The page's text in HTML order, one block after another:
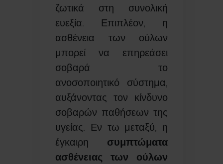
ζωτικά στη συνολική
ευεξία. Επιπλέον, η
ασθένεια των ούλων
μπορεί να επηρεάσει
σοβαρά το
ανοσοποιητικό σύστημα,
αυξάνοντας τον κίνδυνο
σοβαρών παθήσεων της
υγείας. Εν τω μεταξύ, η
έγκαιρη συμπτώματα
ασθένειας των ούλων